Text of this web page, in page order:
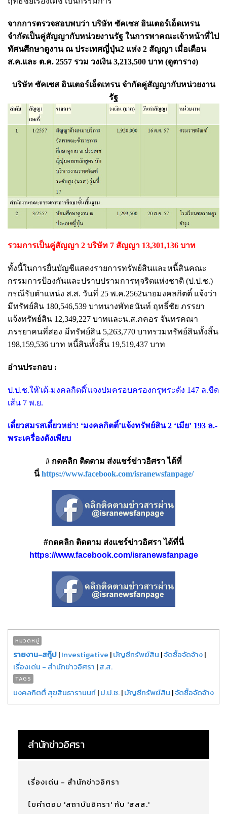
จากการตรวจสอบพบว่า บริษัท ซัคเซส อินเตอร์เอ็ดเทรน
จำกัดเป็นคู่สัญญากับหน่วยงานรัฐ ในการพาคณะเจ้าหน้าที่ไป
ทัศนศึกษาดูงาน ณ ประเทศญี่ปุ่น2 แห่ง 2 สัญญา เมื่อเดือน
ส.ค.และ ต.ค. 2557 รวม วงเงิน 3,213,500 บาท (ดูตาราง)
บริษัท ซัคเซส อินเตอร์เอ็ดเทรน จำกัดคู่สัญญากับหน่วยงาน
รัฐ
รวมการเป็นคู่สัญญา 2 บริษัท 7 สัญญา 13,301,136 บาท
ทั้งนี้ในการยื่นบัญชีแสดงรายการทรัพย์สินและหนี้สินคณะ
กรรมการป้องกันและปราบปรามการทุจริตแห่งชาติ (ป.ป.ช.)
กรณีรับตำแหน่ง ส.ส. วันที่ 25 พ.ค.2562นายมงคลกิตติ์ แจ้งว่า
มีทรัพย์สิน 180,546,539 บาทนางพัทธนันท์ ฤทธิ์ชัย ภรรยา
แจ้งทรัพย์สิน 12,349,227 บาทและน.ส.ภคอร จันทรคณา
ภรรยาคนที่สอง มีทรัพย์สิน 5,263,770 บาทรวมทรัพย์สินทั้งสิ้น
198,159,536 บาท หนี้สินทั้งสิ้น 19,519,437 บาท
อ่านประกอบ :
ป.ป.ช.ให้'เต้-มงคลกิตติ์'แจงปมครอบครองกรุพระดัง 147 ล.ขีด
เส้น 7 พ.ย.
เดี๋ยวสมรสเดี๋ยวหย่า! ‘มงคลกิตติ์’แจ้งทรัพย์สิน 2 ‘เมีย’ 193 ล.-
พระเครื่องดังเพียบ
# กดคลิก ติดตาม ส่งแชร์ข่าวอิศรา ได้ที่
นี่https://www.facebook.com/isranewsfanpage/
#กดคลิก ติดตาม ส่งแชร์ข่าวอิศรา ได้ที่นี่
https://www.facebook.com/isranewsfanpage
หมวดหมู่
รายงาน-สกู๊ป|Investigative |บัญชีทรัพย์สิน |จัดซื้อจัดจ้าง|
เรื่องเด่น - สำนักข่าวอิศรา |ส.ส.
TAGS
มงคลกิตติ์ สุขสินธารานนท์|ป.ป.ช.|บัญชีทรัพย์สิน |จัดซื้อจัดจ้าง
สำนักข่าวอิศรา
เรื่องเด่น - สำนักข่าวอิศรา
ไขคำตอบ 'สถาบันอิศรา' กับ 'สสส.'